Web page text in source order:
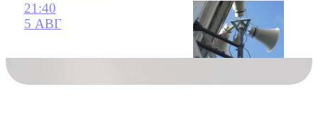
21:40
5 АВГ